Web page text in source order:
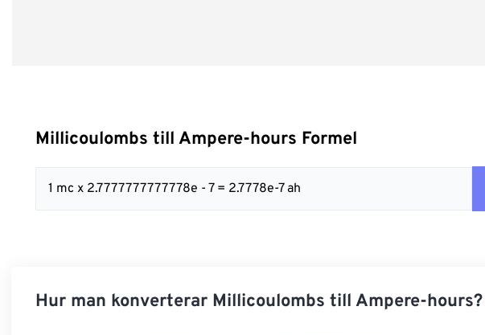
Millicoulombs till Ampere-hours Formel
1 mc x 2.7777777777778e - 7 = 2.7778e-7 ah
Hur man konverterar Millicoulombs till Ampere-hours?